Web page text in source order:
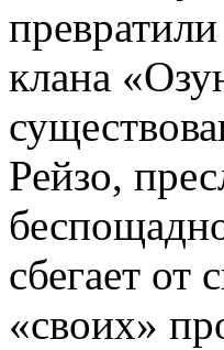
клана
Рейзо,
сбегает
«своих»